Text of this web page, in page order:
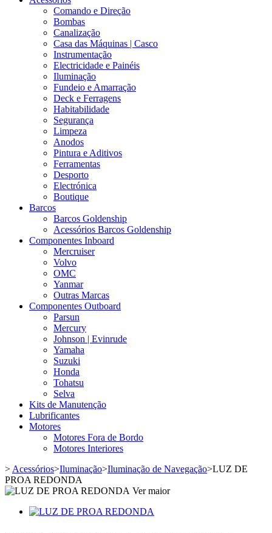
Comando e Direção
Bombas
Canalização
Casa das Máquinas | Casco
Instrumentação
Electricidade e Painéis
Iluminação
Fundeio e Amarração
Deck e Ferragens
Habitabilidade
Segurança
Limpeza
Anodos
Pintura e Aditivos
Ferramentas
Desporto
Electrónica
Boutique
Barcos
Barcos Goldenship
Acessórios Barcos Goldenship
Componentes Inboard
Mercruiser
Volvo
OMC
Yanmar
Outras Marcas
Componentes Outboard
Parsun
Mercury
Johnson | Evinrude
Yamaha
Suzuki
Honda
Tohatsu
Selva
Kits de Manutenção
Lubrificantes
Motores
Motores Fora de Bordo
Motores Interiores
>Acessórios>Iluminação>Iluminação de Navegação>LUZ DE
PROA REDONDA
Ver maior